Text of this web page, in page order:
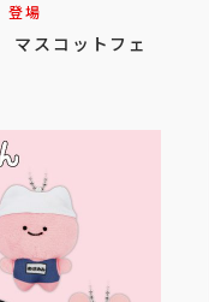
登場
スコットフェ